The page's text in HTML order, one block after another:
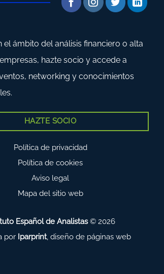
el ámbito del análisis financiero o alta
hazte socio y accede a
networking y conocimientos
HAZTE SOCIO
Política de privacidad
Política de cookies
Aviso legal
Mapa del sitio web
Español de Analistas© 2026
por Iparprint, diseño de páginas web